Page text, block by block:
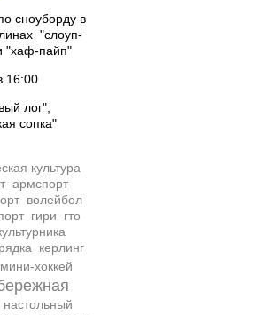
сноуборду в
"слоуп-
"хаф-пайп"
16:00
лог",
сопка"
культура
армспорт
волейбол
гири
гто
керлинг
мини-хоккей
настольный